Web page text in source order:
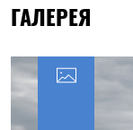
ГАЛЕРЕЯ